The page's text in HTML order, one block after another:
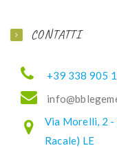
CONTATTI
+39 338 905
elbb@
ofni
Via Morelli, 2 -
Racale) LE